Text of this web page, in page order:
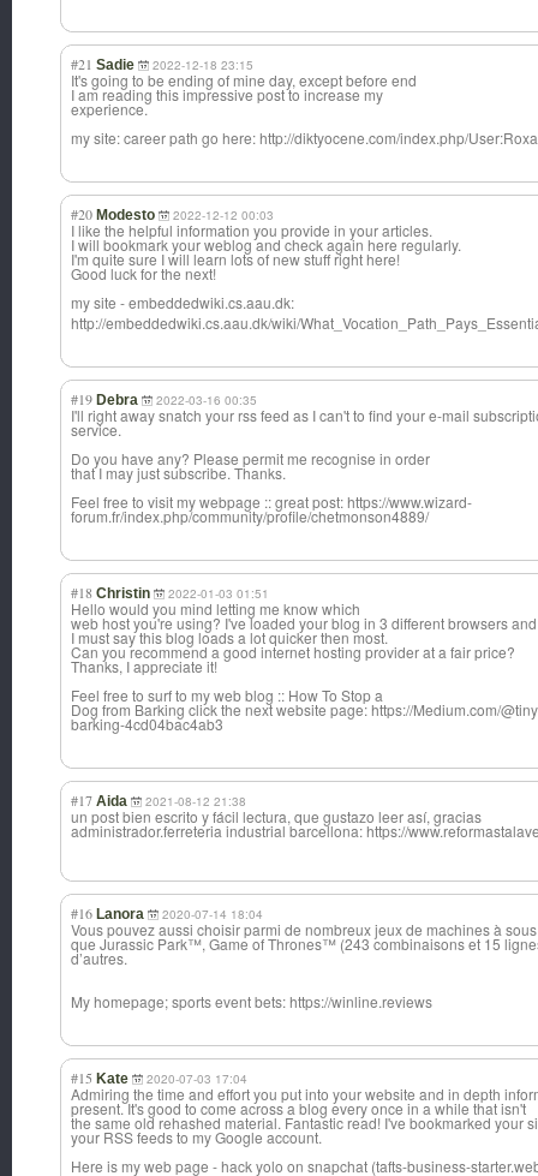
#21 Sadie 2022-12-18 23:15
It's going to be ending of mine day, except before end
I am reading this impressive post to increase my
experience.
my site: career path go here: http://diktyocene.com/index.php/
#20 Modesto 2022-12-12 00:03
I like the helpful information you provide in your articles.
I will bookmark your weblog and check again here regularly.
I'm quite sure I will learn lots of new stuff right here!
Good luck for the next!
my site - embeddedwiki.cs.aau.dk:
http://embeddedwiki.cs.aau.dk/wiki/
#19 Debra 2022-03-16 00:35
I'll right away snatch your rss feed as I can't to find your e-mail
service.
Do you have any? Please permit me recognise in order
that I may just subscribe. Thanks.
Feel free to visit my webpage :: great post: https://www.wizard-
forum.fr/index.php/community/profile/chetmonson4889/
#18 Christin 2022-01-03 01:51
Hello would you mind letting me know which
web host you're using? I've loaded your blog in 3 different browsers and
I must say this blog loads a lot quicker then most.
Can you recommend a good internet hosting provider at a fair price?
Thanks, I appreciate it!
Feel free to surf to my web blog :: How To Stop a
Dog from Barking click the next website page: https://Medium.com/
barking-4cd04bac4ab3
#17 Aida 2021-08-12 21:38
un post bien escrito y fácil lectura, que gustazo leer así, gracias
administrador.ferreteria industrial barcellona: https://
#16 Lanora 2020-07-14 18:04
Vous pouvez aussi choisir parmi de nombreux jeux de machines à
que Jurassic Park™, Game of Thrones™ (243 combinaisons et 15
d’autres.
My homepage; sports event bets: https://winline.reviews
#15 Kate 2020-07-03 17:04
Admiring the time and effort you put into your website and in depth
present. It's good to come across a blog every once in a while that isn't
the same old rehashed material. Fantastic read! I've bookmarked your
your RSS feeds to my Google account.
Here is my web page - hack yolo on snapchat (tafts-business-